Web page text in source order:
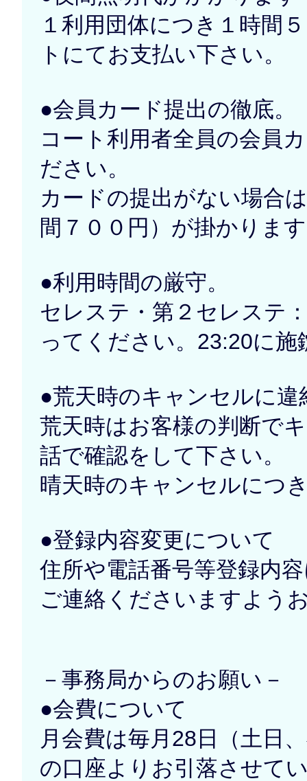
１利用団体につき１時間
トにてお支払い下さい。
●会員カード提出の徹底。
コート利用者全員の会員
ださい。
カードの提出がない場合
間７００円）が掛かりま
●利用時間の厳守。
セレステ・第２セレステ
ってください。23:20に施
●荒天時のキャンセルに
荒天時はお客様の判断で
話で確認をして下さい。
晴天時のキャンセルにつ
●登録内容変更について
住所や電話番号等登録内
ご連絡くださいますよう
－事務局からのお願い－
●会費について
月会費は毎月28日（土日
の口座よりお引落させて